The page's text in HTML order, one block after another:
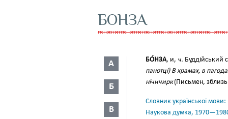
БОНЗА
А
Б
В
БО́НЗА, и, ч. Буддійський
панотці) В храмах, в
нічичирк(Письмен,
Словник української
Наукова думка,